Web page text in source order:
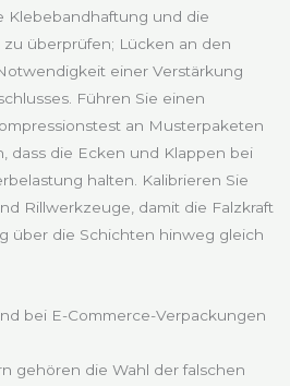
Klebebandhaftung und die
überprüfen; Lücken an den
einer Verstärkung
Führen Sie einen
an Musterpaketen
dass die Ecken und Klappen bei
halten. Kalibrieren Sie
Rillwerkzeuge, damit die Falzkraft
über die Schichten hinweg gleich
bei E-Commerce-Verpackungen
gehören die Wahl der falschen